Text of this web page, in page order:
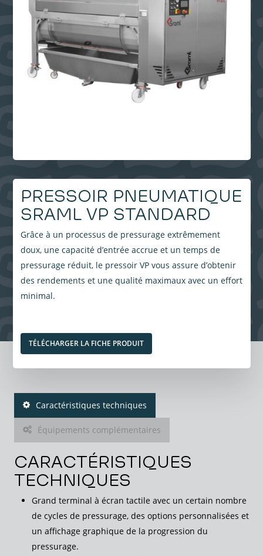
PRESSOIR PNEUMATIQUE
SRAML VP STANDARD
Grâce à un processus de pressurage extrêmement
doux, une capacité d’entrée accrue et un temps de
pressurage réduit, le pressoir VP vous assure d’obtenir
des rendements et une qualité maximaux avec un effort
minimal.
TÉLÉCHARGER LA FICHE PRODUIT
Caractéristiques techniques
Équipements complémentaires
CARACTÉRISTIQUES
TECHNIQUES
Grand terminal à écran tactile avec un certain nombre
de cycles de pressurage, des options personnalisées et
un affichage graphique de la progression du
pressurage.